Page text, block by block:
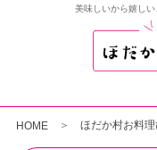
美味しいから嬉し
HOME ほだか村お料理